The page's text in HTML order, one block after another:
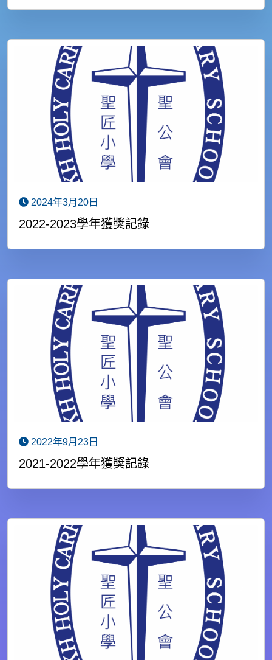
2024年3月20日
2022-2023學年獲獎記錄
2022年9月23日
2021-2022學年獲獎記錄